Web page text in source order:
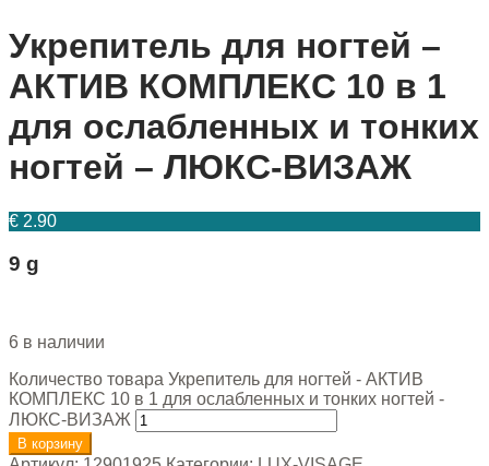
Укрепитель для ногтей –
АКТИВ КОМПЛЕКС 10 в 1
для ослабленных и тонких
ногтей – ЛЮКС-ВИЗАЖ
€ 2.90
9 g
6 в наличии
Количество товара Укрепитель для ногтей - АКТИВ
КОМПЛЕКС 10 в 1 для ослабленных и тонких ногтей -
ЛЮКС-ВИЗАЖ
В корзину